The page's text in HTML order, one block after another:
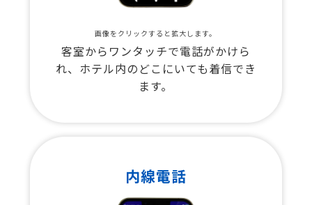
画像をクリックすると拡大します。
客室からワンタッチで電話がかけら
れ、ホテル内のどこにいても着信でき
ます。
内線電話